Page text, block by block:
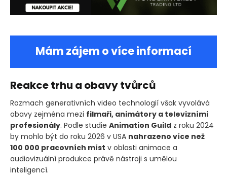
Mám zájem o více informací
Reakce trhu a obavy tvůrců
Rozmach generativních video technologií však vyvolává
obavy zejména mezi filmaři, animátory a televizními
profesionály. Podle studie Animation Guild z roku 2024
by mohlo být do roku 2026 v USA nahrazeno více než
100 000 pracovních míst v oblasti animace a
audiovizuální produkce právě nástroji s umělou
inteligencí.